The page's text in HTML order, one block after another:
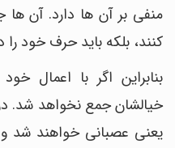
منفی بر آن ها دارد. آن
کنند، بلکه باید حرف خود
بنابراین اگر با اعمال
خیالشان جمع نخواهد شد.
یعنی عصبانی خواهند شد و